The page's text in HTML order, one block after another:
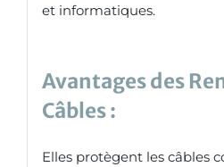
et informatiques.
Avantages des
Câbles :
Elles protègent les câbles